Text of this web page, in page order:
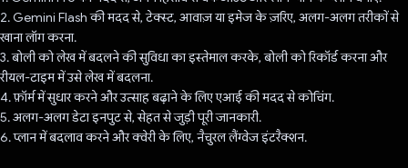
2. Gemini Flash की मदद से, टेक्स्ट, आवाज़ या इमेज के ज़रिए, अलग-अलग तरीकों से
खाना लॉग करना.
3. बोली को लेख में बदलने की सुविधा का इस्तेमाल करके, बोली को रिकॉर्ड करना और
रीयल-टाइम में उसे लेख में बदलना.
4. फ़ॉर्म में सुधार करने और उत्साह बढ़ाने के लिए एआई की मदद से कोचिंग.
5. अलग-अलग डेटा इनपुट से, सेहत से जुड़ी पूरी जानकारी.
6. प्लान में बदलाव करने और क्वेरी के लिए, नैचुरल लैंग्वेज इंटरैक्शन.